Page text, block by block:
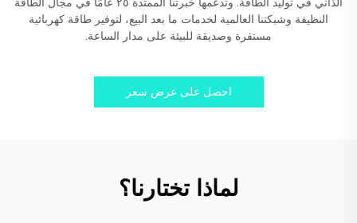
النظيفة وشبكتنا العالمية لخدمات ما بعد البيع، لتوفير طاقة كهربائية
مستقرة وصديقة للبيئة على مدار الساعة.
احصل على عرض سعر
لماذا تختارنا؟